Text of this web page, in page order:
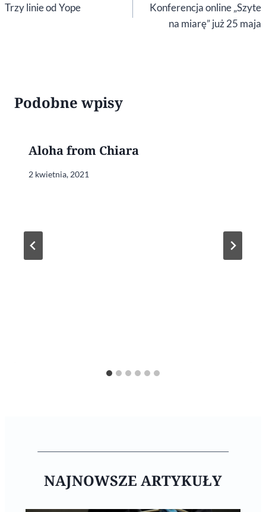
wpisu
Trzy linie od Yope
Konferencja online „Szyte
na miarę” już 25 maja
Podobne wpisy
Aloha from Chiara
2 kwietnia, 2021
NAJNOWSZE ARTYKUŁY